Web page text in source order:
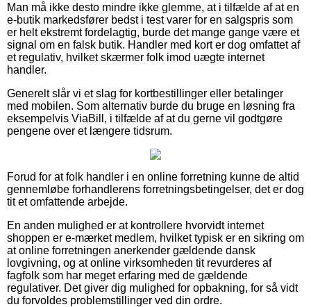
Man må ikke desto mindre ikke glemme, at i tilfælde af at en
e-butik markedsfører bedst i test varer for en salgspris som
er helt ekstremt fordelagtig, burde det mange gange være et
signal om en falsk butik. Handler med kort er dog omfattet af
et regulativ, hvilket skærmer folk imod uægte internet
handler.
Generelt slår vi et slag for kortbestillinger eller betalinger
med mobilen. Som alternativ burde du bruge en løsning fra
eksempelvis ViaBill, i tilfælde af at du gerne vil godtgøre
pengene over et længere tidsrum.
Forud for at folk handler i en online forretning kunne de altid
gennemløbe forhandlerens forretningsbetingelser, det er dog
tit et omfattende arbejde.
En anden mulighed er at kontrollere hvorvidt internet
shoppen er e-mærket medlem, hvilket typisk er en sikring om
at online forretningen anerkender gældende dansk
lovgivning, og at online virksomheden tit revurderes af
fagfolk som har meget erfaring med de gældende
regulativer. Det giver dig mulighed for opbakning, for så vidt
du forvoldes problemstillinger ved din ordre.